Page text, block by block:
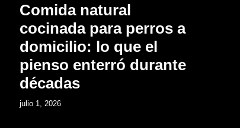
Comida natural
cocinada para perros a
domicilio: lo que el
pienso enterró durante
décadas
julio 1, 2026